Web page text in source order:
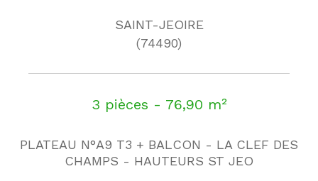
SAINT-JEOIRE
(74490)
3 pièces - 76,90 m²
PLATEAU N°A9 T3 + BALCON - LA CLEF DES
CHAMPS - HAUTEURS ST JEO